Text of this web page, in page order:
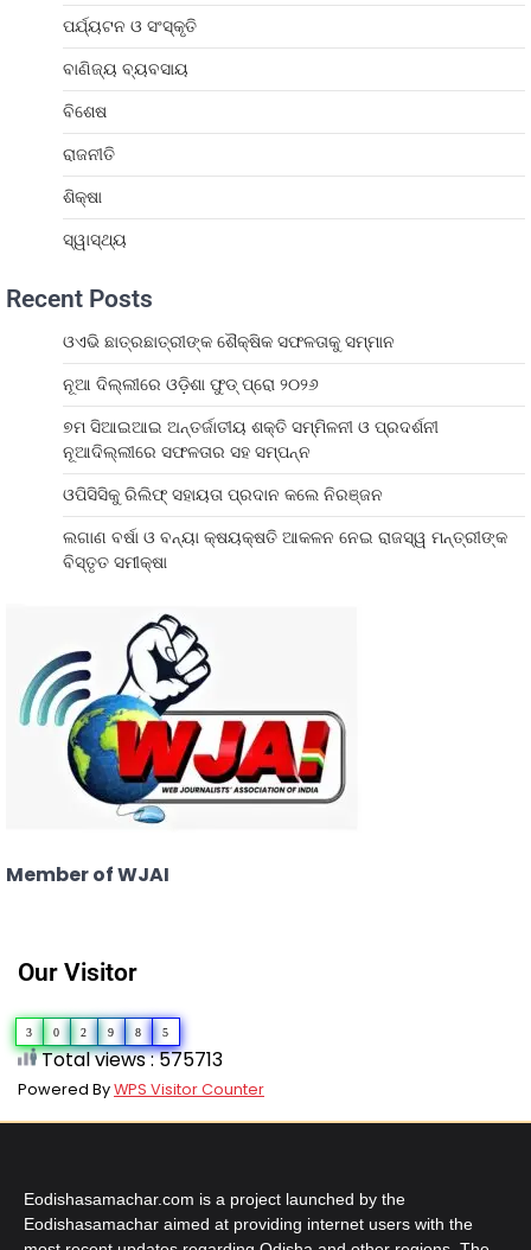
ପର୍ଯ୍ୟଟନ ଓ ସଂସ୍କୃତି
ବାଣିଜ୍ୟ ବ୍ୟବସାୟ
ବିଶେଷ
ରାଜନୀତି
ଶିକ୍ଷା
ସ୍ୱାସ୍ଥ୍ୟ
Recent Posts
ଓଏଭି ଛାତ୍ରଛାତ୍ରୀଙ୍କ ଶୈକ୍ଷିକ ସଫଳତାକୁ ସମ୍ମାନ
ନୂଆ ଦିଲ୍ଲୀରେ ଓଡ଼ିଶା ଫୁଡ୍ ପ୍ରୋ ୨୦୨୬
୭ମ ସିଆଇଆଇ ଅନ୍ତର୍ଜାତୀୟ ଶକ୍ତି ସମ୍ମିଳନୀ ଓ ପ୍ରଦର୍ଶନୀ
ନୂଆଦିଲ୍ଲୀରେ ସଫଳତାର ସହ ସମ୍ପନ୍ନ
ଓପିସିସିକୁ ରିଲିଫ୍ ସହାୟତା ପ୍ରଦାନ କଲେ ନିରଞ୍ଜନ
ଲଗାଣ ବର୍ଷା ଓ ବନ୍ୟା କ୍ଷୟକ୍ଷତି ଆକଳନ ନେଇ ରାଜସ୍ୱ ମନ୍ତ୍ରୀଙ୍କ
ବିସ୍ତୃତ ସମୀକ୍ଷା
Member of WJAI
Our Visitor
3 0 2 9 8 5
Total views : 575713
Powered ByWPS Visitor Counter
Eodishasamachar.com is a project launched by the
Eodishasamachar aimed at providing internet users with the